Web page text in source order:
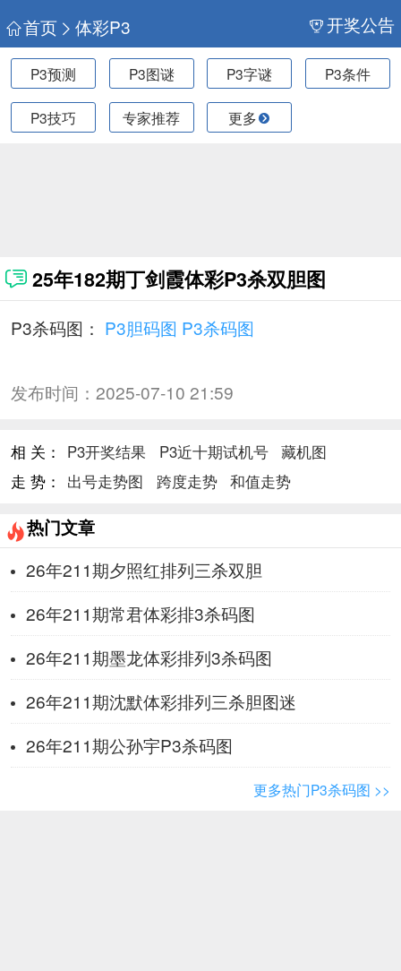
首页 体彩P3 开奖公告
P3预测 P3图谜 P3字谜 P3条件
P3技巧 专家推荐 更多
25年182期丁剑霞体彩P3杀双胆图
P3杀码图： P3胆码图 P3杀码图
发布时间： 2025-07-10 21:59
相 关： P3开奖结果 P3近十期试机号
藏机图
走 势：
出号走势图 跨度走势 和值走势
热门文章
26年211期夕照红排列三杀双胆
26年211期常君体彩排3杀码图
26年211期墨龙体彩排列3杀码图
26年211期沈默体彩排列三杀胆图迷
26年211期公孙宇P3杀码图
更多热门P3杀码图 >>